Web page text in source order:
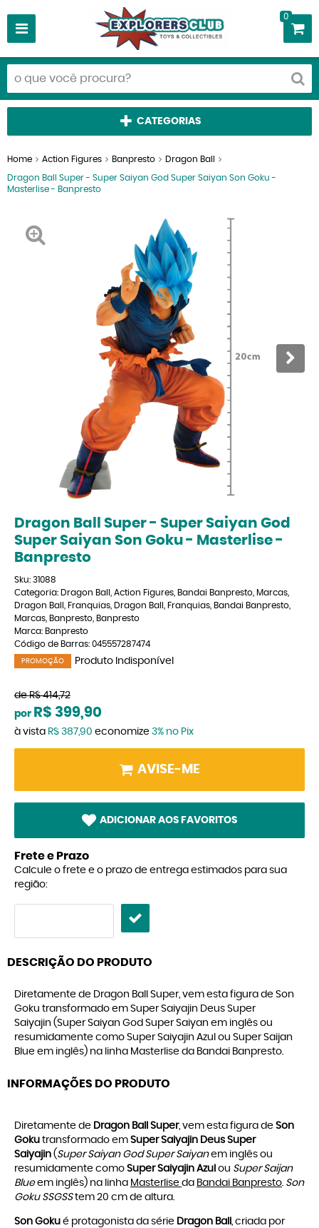
0
CATEGORIAS
Home Action Figures Banpresto Dragon Ball
Dragon Ball Super - Super Saiyan God Super Saiyan Son Goku -
Masterlise - Banpresto
Dragon Ball Super - Super Saiyan God
Super Saiyan Son Goku - Masterlise -
Banpresto
Sku: 31088
Categoria: Dragon Ball Action Figures Bandai Banpresto Marcas
Dragon Ball
Franquias Dragon Ball Franquias Bandai Banpresto
Marcas Banpresto Banpresto
Marca: Banpresto
Código de Barras: 045557287474
PROMOÇÃO Produto Indisponível
de R$ 414,72
por R$ 399,90
à vista R$ 387,90 economize 3% no Pix
AVISE-ME
ADICIONAR AOS FAVORITOS
Frete e Prazo
Calcule o frete e o prazo de entrega estimados para sua
região:
DESCRIÇÃO DO PRODUTO
Diretamente de Dragon Ball Super, vem esta figura de Son
Goku transformado em Super Saiyajin Deus Super
Saiyajin (Super Saiyan God Super Saiyan em inglês ou
resumidamente como Super Saiyajin Azul ou Super Saijan
Blue em inglês) na linha Masterlise da Bandai Banpresto.
INFORMAÇÕES DO PRODUTO
Diretamente de Dragon Ball Super, vem esta figura de Son
Goku transformado em Super Saiyajin Deus Super
Saiyajin (Super Saiyan God Super Saiyanem inglês ou
resumidamente como Super Saiyajin Azul ou Super Saijan
Blueem inglês) na linha Masterlise da Bandai Banpresto. Son
Goku SSGSStem 20 cm de altura.
Son Goku é protagonista da série Dragon Ball , criada por